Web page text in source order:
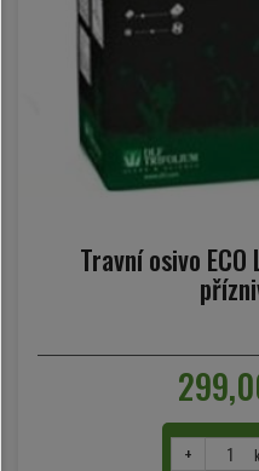
Travní osivo
+